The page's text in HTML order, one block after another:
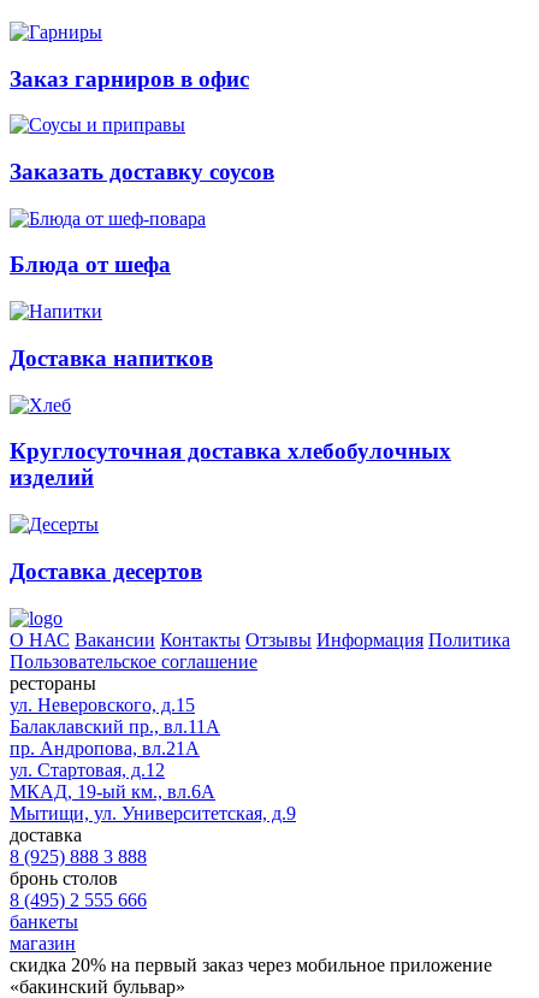
Заказ гарниров в офис
Заказать доставку соусов
Блюда от шефа
Доставка напитков
Круглосуточная доставка хлебобулочных
изделий
Доставка десертов
О НАС Вакансии Контакты Отзывы Информация Политика
Пользовательское соглашение
рестораны
ул. Неверовского, д.15
Балаклавский пр., вл.11А
пр. Андропова, вл.21А
ул. Стартовая, д.12
МКАД, 19-ый км., вл.6А
Мытищи, ул. Университетская, д.9
доставка
8 (925) 888 3 888
бронь столов
8 (495) 2 555 666
банкеты
магазин
скидка 20% на первый заказ через мобильное приложение
«бакинский бульвар»